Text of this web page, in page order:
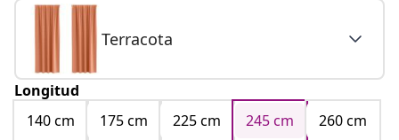
Terracota
Longitud
140 cm
175 cm 225 cm 245 cm
260 cm